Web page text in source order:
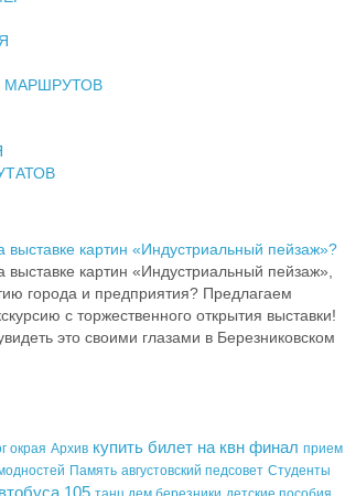
МАРШРУТОВ
картин «Индустриальный пейзаж»?
картин «Индустриальный пейзаж»,
города и предприятия? Предлагаем
с торжественного открытия выставки!
это своими глазами в Березниковском
окрая Архив купить билет на квн финал прием
Память августовский педсовет Студенты